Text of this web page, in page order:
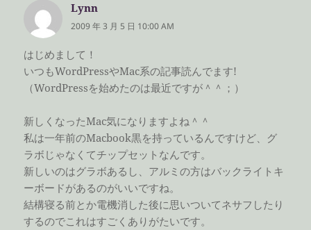
Lynn
り:
2009 年 3 月 5 日 10:00 AM
はじめまして！
いつもWordPressやMac系の記事読んでます!
（WordPressを始めたのは最近ですが＾＾；）
新しくなったMac気になりますよね＾＾
私は一年前のMacbook黒を持っているんですけど、グ
ラボじゃなくてチップセットなんです。
新しいのはグラボあるし、アルミの方はバックライトキ
ーボードがあるのがいいですね。
結構寝る前とか電機消した後に思いついてネサフしたり
するのでこれはすごくありがたいです。